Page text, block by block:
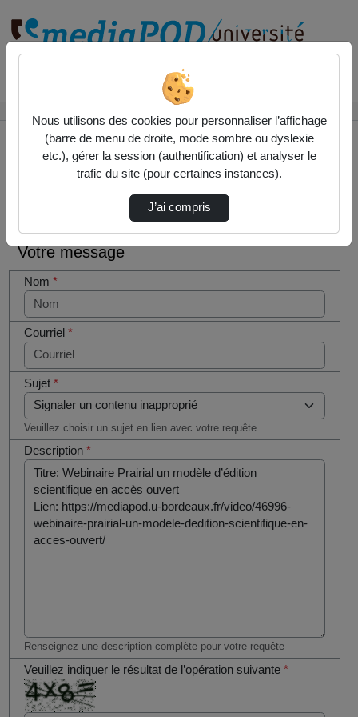
Contactez nous
Votre message
Nom*
Courriel*
Sujet*
Veuillez choisir un sujet en lien avec votre requête
Description*
Renseignez une description complète pour votre requête
Veuillez indiquer le résultat de l’opération suivante*
êtes un
humain en
métal
(obligatoire)
Nous utilisons des cookies pour personnaliser l’affichage
(barre de menu de droite, mode sombre ou dyslexie
etc.), gérer la session (authentification) et analyser le
trafic du site (pour certaines instances).
J’ai compris